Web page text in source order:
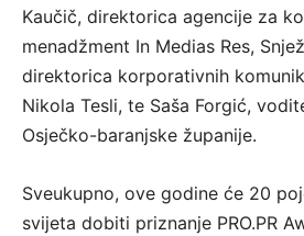
Kaučič, direktorica agencije za
menadžment In Medias Res,
direktorica korporativnih
Nikola Tesli, te Saša Forgić,
Osječko-baranjske županije.
Sveukupno, ove godine će 20
svijeta dobiti priznanje PRO.PR